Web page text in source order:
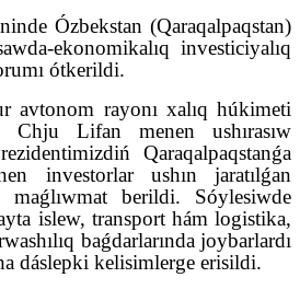
Ózbekstan (Qaraqalpaqstan)
ekonomikalıq investiciyalıq
ótkerildi.
avtonom rayonı xalıq húkimeti
Chju Lifan menen ushırasıw
Qaraqalpaqstanǵa
investorlar ushın jaratılǵan
maǵlıwmat berildi. Sóylesiwde
islew, transport hám logistika,
baǵdarlarında joybarlardı
dáslepki kelisimlerge erisildi.